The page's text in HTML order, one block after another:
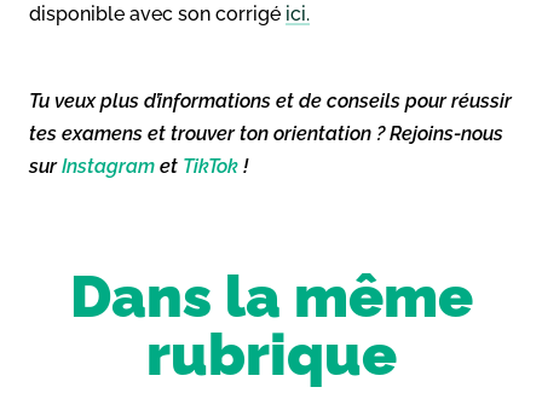
disponible avec son corrigé ici.
Tu veux plus d’informations et de conseils pour réussir
tes examens et trouver ton orientation ? Rejoins-nous
surInstagram et TikTok !
Dans la même
rubrique